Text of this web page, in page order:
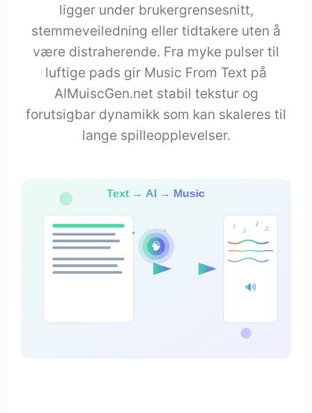
ligger under brukergrensesnitt,
stemmeveiledning eller tidtakere uten å
være distraherende. Fra myke pulser til
luftige pads gir Music From Text på
AIMuiscGen.net stabil tekstur og
forutsigbar dynamikk som kan skaleres til
lange spilleopplevelser.
🧠
♪
♫
♪
♫
🔊
Text → AI → Music